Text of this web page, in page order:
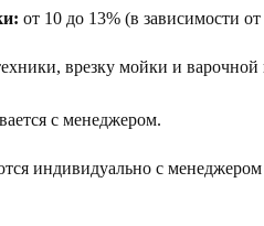
от 10 до 13% (в зависимости
врезку мойки и варочной
с менеджером.
индивидуально с